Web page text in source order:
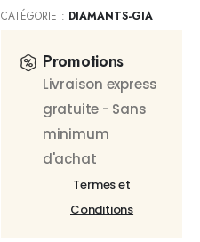
CATÉGORIE : DIAMANTS-GIA
Promotions
Livraison express
gratuite - Sans
minimum
d'achat
Termes et
Conditions